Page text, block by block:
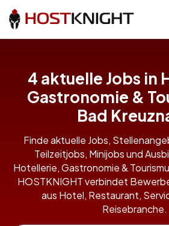
4 aktuelle Jobs in
Gastronomie &
Bad
Finde aktuelle Jobs,
Teilzeitjobs, Minijobs und
Hotellerie, Gastronomie &
HOSTKNIGHT verbindet
aus Hotel, Restaurant,
Reisebranche.